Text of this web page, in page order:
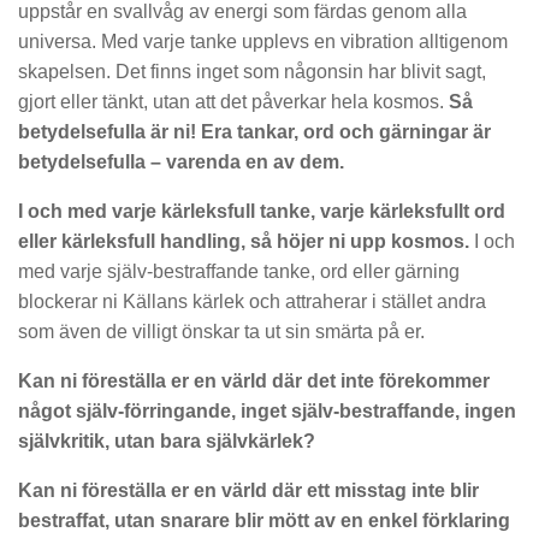
uppstår en svallvåg av energi som färdas genom alla
universa. Med varje tanke upplevs en vibration alltigenom
skapelsen. Det finns inget som någonsin har blivit sagt,
gjort eller tänkt, utan att det påverkar hela kosmos. Så
betydelsefulla är ni! Era tankar, ord och gärningar är
betydelsefulla – varenda en av dem.
I och med varje kärleksfull tanke, varje kärleksfullt ord
eller kärleksfull handling, så höjer ni upp kosmos.
I och
med varje själv-bestraffande tanke, ord eller gärning
blockerar ni Källans kärlek och attraherar i stället andra
som även de villigt önskar ta ut sin smärta på er.
Kan ni föreställa er en värld där det inte förekommer
något själv-förringande, inget själv-bestraffande, ingen
självkritik, utan bara självkärlek?
Kan ni föreställa er en värld där ett misstag inte blir
bestraffat, utan snarare blir mött av en enkel förklaring